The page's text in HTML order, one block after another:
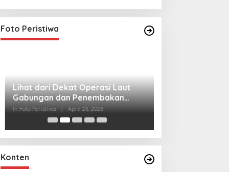
Foto Peristiwa
Gabungan dan Penembakan
Senjata Khusus TNI
In Foto Peristiwa |
Konten